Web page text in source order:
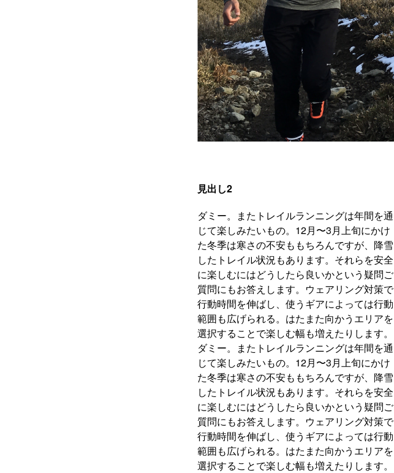
見出し2
ダミー。またトレイルランニングは年間を通
じて楽しみたいもの。12月〜3月上旬にかけ
た冬季は寒さの不安ももちろんですが、降雪
したトレイル状況もあります。それらを安全
に楽しむにはどうしたら良いかという疑問ご
質問にもお答えします。ウェアリング対策で
行動時間を伸ばし、使うギアによっては行動
範囲も広げられる。はたまた向かうエリアを
選択することで楽しむ幅も増えたりします。
ダミー。またトレイルランニングは年間を通
じて楽しみたいもの。12月〜3月上旬にかけ
た冬季は寒さの不安ももちろんですが、降雪
したトレイル状況もあります。それらを安全
に楽しむにはどうしたら良いかという疑問ご
質問にもお答えします。ウェアリング対策で
行動時間を伸ばし、使うギアによっては行動
範囲も広げられる。はたまた向かうエリアを
選択することで楽しむ幅も増えたりします。